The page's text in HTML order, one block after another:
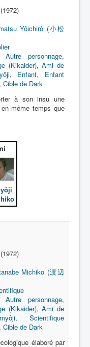
Yôichirô (小松
Autre personnage,
(Kikaider),Ami de
, Enfant, Enfant
Cible de Dark
à son insu une
même temps que
Michiko (渡辺
Autre personnage,
(Kikaider),Ami de
, Scientifique
Cible de Dark
élaboré par